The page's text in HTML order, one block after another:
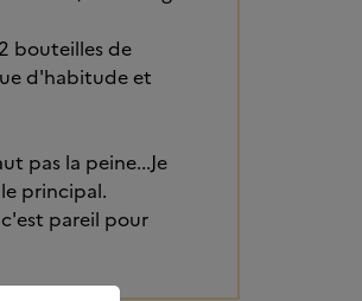
bouteilles de
d'habitude et
pas la peine...Je
principal.
pareil pour